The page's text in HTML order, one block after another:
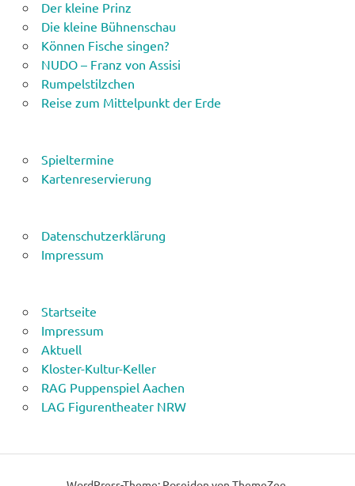
Der kleine Prinz
Die kleine Bühnenschau
Können Fische singen?
NUDO – Franz von Assisi
Rumpelstilzchen
Reise zum Mittelpunkt der Erde
Spieltermine
Kartenreservierung
Datenschutzerklärung
Impressum
Startseite
Impressum
Aktuell
Kloster-Kultur-Keller
RAG Puppenspiel Aachen
LAG Figurentheater NRW